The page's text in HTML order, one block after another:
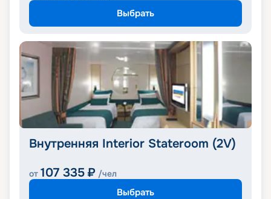
Выбрать
Внутренняя Interior Stateroom (2V)
от 107 335 ₽ /чел
Выбрать